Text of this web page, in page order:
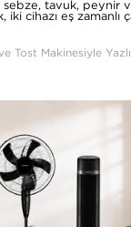
sebze, tavuk, peynir
cihazı eş zamanlı
Tost Makinesiyle